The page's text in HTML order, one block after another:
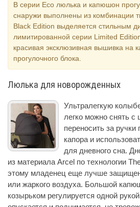
В серии Eco люлька и капюшон
снаружи выполнены из комбинации
Black Edition выделяется стильным
лимитированной серии Limited
красивая эксклюзивная вышивка на
прогулочного блока.
Люлька для новорожденных
Ультралегкую
легко можно снять
переносить за ручки
капора и
для дневного сна.
из материала Arcel по технологии
этому младенец еще лучше защищен
или жаркого воздуха. Большой
козырьком регулируется одной